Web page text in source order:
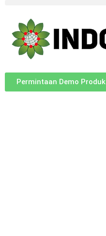
Permintaan Demo Produk